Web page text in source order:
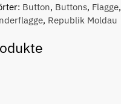
Button, Buttons, Flagge,
, Republik Moldau